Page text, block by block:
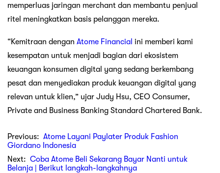
memperluas jaringan merchant dan membantu penjual
ritel meningkatkan basis pelanggan mereka.
“Kemitraan dengan Atome Financial ini memberi kami
kesempatan untuk menjadi bagian dari ekosistem
keuangan konsumen digital yang sedang berkembang
pesat dan menyediakan produk keuangan digital yang
relevan untuk klien,” ujar Judy Hsu, CEO Consumer,
Private and Business Banking Standard Chartered Bank.
Previous: Atome Layani Paylater Produk Fashion
Giordano Indonesia
Next: Coba Atome Beli Sekarang Bayar Nanti untuk
Belanja | Berikut langkah-langkahnya